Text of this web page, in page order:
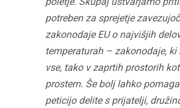
potreben za sprejetje
zakonodaje EU o najvišjih
temperaturah – zakonodaje,
vse, tako v zaprtih prostorih
prostem. Še bolj lahko
peticijo delite s prijatelji,